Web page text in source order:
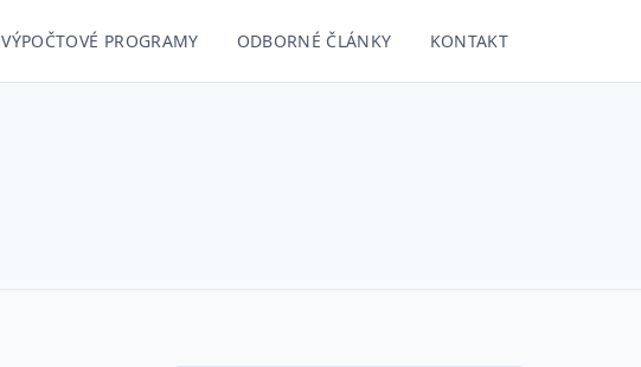
VÝPOČTOVÉ PROGRAMY ODBORNÉ ČLÁNKY KONTAKT